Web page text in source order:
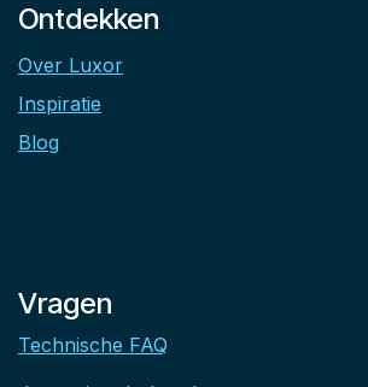
Ontdekken
Over Luxor
Inspiratie
Blog
Vragen
Technische FAQ